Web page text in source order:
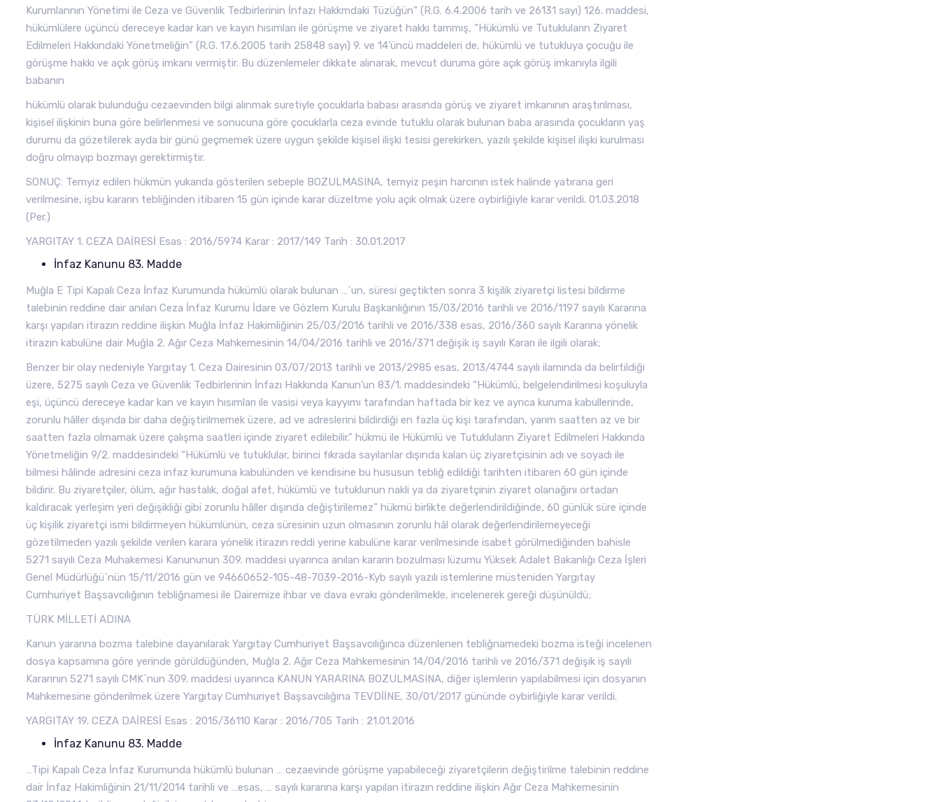
Kurumlannın Yönetimi ile Ceza ve Güvenlik Tedbirlerinin İnfazı Hakkmdaki Tüzüğün” (R.G. 6.4.2006 tarih ve 26131 sayı) 126. maddesi,
hükümlülere üçüncü dereceye kadar kan ve kayın hısımları ile görüşme ve ziyaret hakkı tammış, “Hükümlü ve Tutukluların Ziyaret
Edilmeleri Hakkındaki Yönetmeliğin” (R.G. 17.6.2005 tarih 25848 sayı) 9. ve 14’üncü maddeleri de, hükümlü ve tutukluya çocuğu ile
görüşme hakkı ve açık görüş imkanı vermiştir. Bu düzenlemeler dikkate alınarak, mevcut duruma göre açık görüş imkanıyla ilgili
babanın
hükümlü olarak bulunduğu cezaevinden bilgi alınmak suretiyle çocuklarla babası arasında görüş ve ziyaret imkanının araştırılması,
kişisel ilişkinin buna göre belirlenmesi ve sonucuna göre çocuklarla ceza evinde tutuklu olarak bulunan baba arasında çocukların yaş
durumu da gözetilerek ayda bir günü geçmemek üzere uygun şekilde kişisel ilişki tesisi gerekirken, yazılı şekilde kişisel ilişki kurulması
doğru olmayıp bozmayı gerektirmiştir.
SONUÇ: Temyiz edilen hükmün yukarıda gösterilen sebeple BOZULMASINA, temyiz peşin harcının istek halinde yatırana geri
verilmesine, işbu kararın tebliğinden itibaren 15 gün içinde karar düzeltme yolu açık olmak üzere oybirliğiyle karar verildi. 01.03.2018
(Per.)
YARGITAY 1. CEZA DAİRESİ Esas : 2016/5974 Karar : 2017/149 Tarih : 30.01.2017
İnfaz Kanunu 83. Madde
Muğla E Tipi Kapalı Ceza İnfaz Kurumunda hükümlü olarak bulunan …`un, süresi geçtikten sonra 3 kişilik ziyaretçi listesi bildirme
talebinin reddine dair anılan Ceza İnfaz Kurumu İdare ve Gözlem Kurulu Başkanlığının 15/03/2016 tarihli ve 2016/1197 sayılı Kararına
karşı yapılan itirazın reddine ilişkin Muğla İnfaz Hakimliğinin 25/03/2016 tarihli ve 2016/338 esas, 2016/360 sayılı Kararına yönelik
itirazın kabulüne dair Muğla 2. Ağır Ceza Mahkemesinin 14/04/2016 tarihli ve 2016/371 değişik iş sayılı Kararı ile ilgili olarak;
Benzer bir olay nedeniyle Yargıtay 1. Ceza Dairesinin 03/07/2013 tarihli ve 2013/2985 esas, 2013/4744 sayılı ilamında da belirtildiği
üzere, 5275 sayılı Ceza ve Güvenlik Tedbirlerinin İnfazı Hakkında Kanun’un 83/1. maddesindeki “Hükümlü, belgelendirilmesi koşuluyla
eşi, üçüncü dereceye kadar kan ve kayın hısımları ile vasisi veya kayyımı tarafından haftada bir kez ve ayrıca kuruma kabullerinde,
zorunlu hâller dışında bir daha değiştirilmemek üzere, ad ve adreslerini bildirdiği en fazla üç kişi tarafından, yarım saatten az ve bir
saatten fazla olmamak üzere çalışma saatleri içinde ziyaret edilebilir.” hükmü ile Hükümlü ve Tutukluların Ziyaret Edilmeleri Hakkında
Yönetmeliğin 9/2. maddesindeki “Hükümlü ve tutuklular, birinci fıkrada sayılanlar dışında kalan üç ziyaretçisinin adı ve soyadı ile
bilmesi hâlinde adresini ceza infaz kurumuna kabulünden ve kendisine bu hususun tebliğ edildiği tarihten itibaren 60 gün içinde
bildirir. Bu ziyaretçiler, ölüm, ağır hastalık, doğal afet, hükümlü ve tutuklunun nakli ya da ziyaretçinin ziyaret olanağını ortadan
kaldıracak yerleşim yeri değişikliği gibi zorunlu hâller dışında değiştirilemez” hükmü birlikte değerlendirildiğinde, 60 günlük süre içinde
üç kişilik ziyaretçi ismi bildirmeyen hükümlünün, ceza süresinin uzun olmasının zorunlu hâl olarak değerlendirilemeyeceği
gözetilmeden yazılı şekilde verilen karara yönelik itirazın reddi yerine kabulüne karar verilmesinde isabet görülmediğinden bahisle
5271 sayılı Ceza Muhakemesi Kanununun 309. maddesi uyarınca anılan kararın bozulması lüzumu Yüksek Adalet Bakanlığı Ceza İşleri
Genel Müdürlüğü`nün 15/11/2016 gün ve 94660652-105-48-7039-2016-Kyb sayılı yazılı istemlerine müsteniden Yargıtay
Cumhuriyet Başsavcılığının tebliğnamesi ile Dairemize ihbar ve dava evrakı gönderilmekle, incelenerek gereği düşünüldü;
TÜRK MİLLETİ ADINA
Kanun yararına bozma talebine dayanılarak Yargıtay Cumhuriyet Başsavcılığınca düzenlenen tebliğnamedeki bozma isteği incelenen
dosya kapsamına göre yerinde görüldüğünden, Muğla 2. Ağır Ceza Mahkemesinin 14/04/2016 tarihli ve 2016/371 değişik iş sayılı
Kararının 5271 sayılı CMK`nun 309. maddesi uyarınca KANUN YARARINA BOZULMASINA, diğer işlemlerin yapılabilmesi için dosyanın
Mahkemesine gönderilmek üzere Yargıtay Cumhuriyet Başsavcılığına TEVDİİNE, 30/01/2017 gününde oybirliğiyle karar verildi.
YARGITAY 19. CEZA DAİRESİ Esas : 2015/36110 Karar : 2016/705 Tarih : 21.01.2016
İnfaz Kanunu 83. Madde
…Tipi Kapalı Ceza İnfaz Kurumunda hükümlü bulunan … cezaevinde görüşme yapabileceği ziyaretçilerin değiştirilme talebinin reddine
dair İnfaz Hakimliğinin 21/11/2014 tarihli ve …esas, … sayılı kararına karşı yapılan itirazın reddine ilişkin Ağır Ceza Mahkemesinin